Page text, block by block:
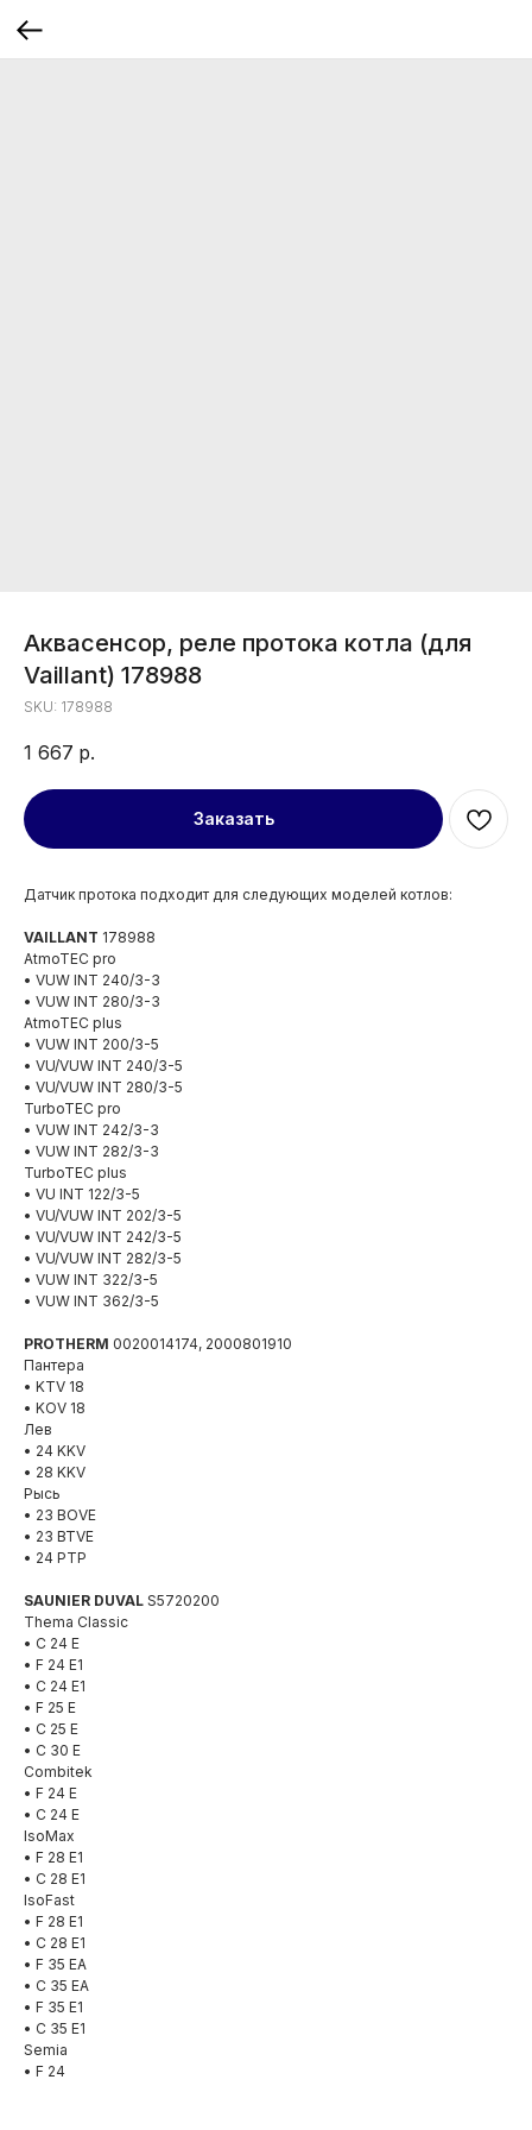
Аквасенсор, реле протока котла (для
Vaillant) 178988
SKU: 178988
1 667 р.
Заказать
Датчик протока подходит для следующих моделей котлов:
VAILLANT 178988
AtmoTEC pro
• VUW INT 240/3-3
• VUW INT 280/3-3
AtmoTEC plus
• VUW INT 200/3-5
• VU/VUW INT 240/3-5
• VU/VUW INT 280/3-5
TurboTEC pro
• VUW INT 242/3-3
• VUW INT 282/3-3
TurboTEC plus
• VU INT 122/3-5
• VU/VUW INT 202/3-5
• VU/VUW INT 242/3-5
• VU/VUW INT 282/3-5
• VUW INT 322/3-5
• VUW INT 362/3-5
PROTHERM 0020014174, 2000801910
Пантера
• KТV 18
• KOV 18
Лев
• 24 KKV
• 28 KKV
Рысь
• 23 BOVE
• 23 BTVE
• 24 PTP
SAUNIER DUVAL S5720200
Thema Сlassic
• C 24 E
• F 24 E1
• C 24 E1
• F 25 E
• C 25 E
• C 30 E
Combitek
• F 24 E
• C 24 E
IsoMax
• F 28 E1
• C 28 E1
IsoFast
• F 28 E1
• C 28 E1
• F 35 EA
• C 35 EA
• F 35 E1
• C 35 E1
Semia
• F 24